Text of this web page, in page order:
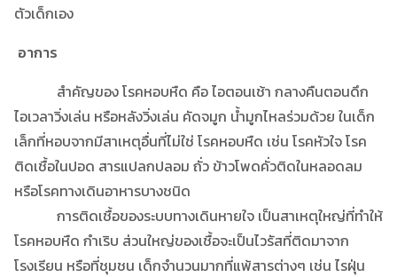
ตัวเด็กเอง
อาการ
สำคัญของ โรคหอบหืด คือ ไอตอนเช้า กลางคืนตอนดึก
ไอเวลาวิ่งเล่น หรือหลังวิ่งเล่น คัดจมูก น้ำมูกไหลร่วมด้วย ในเด็ก
เล็กที่หอบจากมีสาเหตุอื่นที่ไม่ใช่ โรคหอบหืด เช่น โรคหัวใจ โรค
ติดเชื้อในปอด สารแปลกปลอม ถั่ว ข้าวโพดคั่วติดในหลอดลม
หรือโรคทางเดินอาหารบางชนิด
การติดเชื้อของระบบทางเดินหายใจ เป็นสาเหตุใหญ่ที่ทำให้
โรคหอบหืด กำเริบ ส่วนใหญ่ของเชื้อจะเป็นไวรัสที่ติดมาจาก
โรงเรียน หรือที่ชุมชน เด็กจำนวนมากที่แพ้สารต่างๆ เช่น ไรฝุ่น